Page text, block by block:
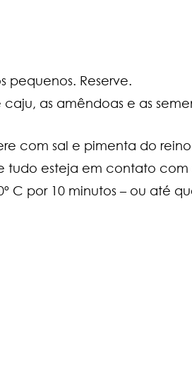
pequenos. Reserve.
as amêndoas e as
com sal e pimenta do
tudo esteja em contato
C por 10 minutos – ou até